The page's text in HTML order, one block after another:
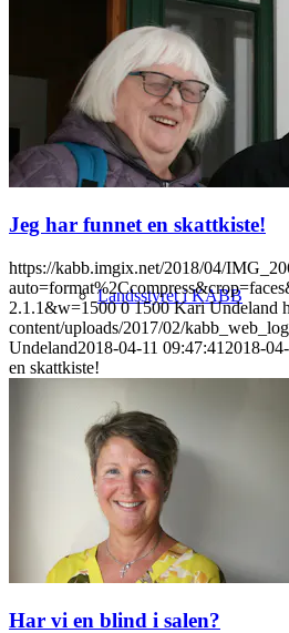
Om KABB
Hva er KABB?
Landsstyret i KABB
Presse
Kontakt oss
Jeg har funnet en skattkiste!
https://kabb.imgix.net/2018/04/
2.1.1&w=1500 0 1500 Kari Undeland
content/uploads/2017/02/
Undeland2018-04-11 09:47:41 2018-
en skattkiste!
Har vi en blind i salen?